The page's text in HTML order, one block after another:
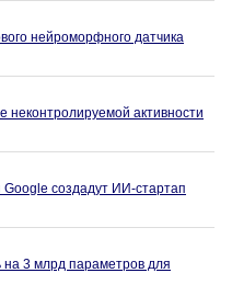
нейроморфного датчика
неконтролируемой активности
создадут ИИ-стартап
3 млрд параметров для